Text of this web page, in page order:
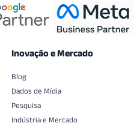
Inovação e Mercado
Blog
Dados de Mídia
Pesquisa
Indústria e Mercado